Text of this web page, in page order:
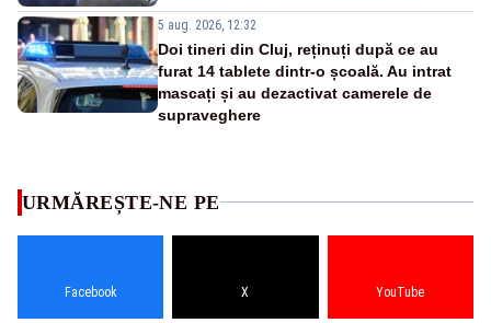
5 aug. 2026, 12:32
Doi tineri din Cluj, reținuți după ce au
furat 14 tablete dintr-o școală. Au intrat
mascați și au dezactivat camerele de
supraveghere
URMĂREȘTE-NE PE
Facebook X YouTube